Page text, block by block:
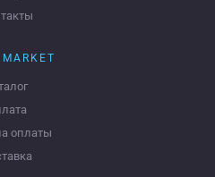
MARKET
оплаты